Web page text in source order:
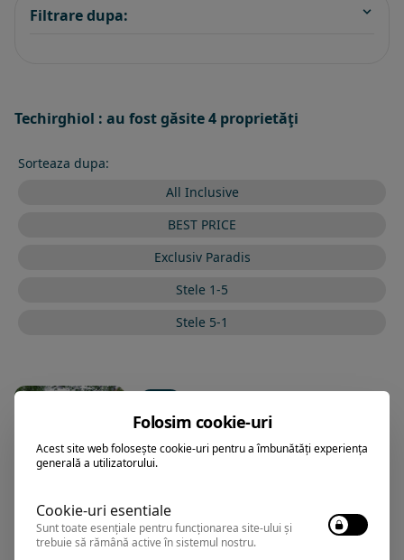
Filtrare dupa:
Techirghiol : au fost găsite 4 proprietăţi
Sorteaza dupa:
All Inclusive
BEST PRICE
Exclusiv Paradis
Stele 1-5
Stele 5-1
ANINA
Techirghiol ,Arata pe harta
Folosim cookie-uri
Acest site web folosește cookie-uri pentru a îmbunătăți experiența
generală a utilizatorului.
Cookie-uri esentiale
Sunt toate esențiale pentru funcționarea site-ului și
trebuie să rămână active în sistemul nostru.